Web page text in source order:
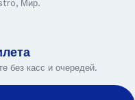
Мир.
без касс и очередей.